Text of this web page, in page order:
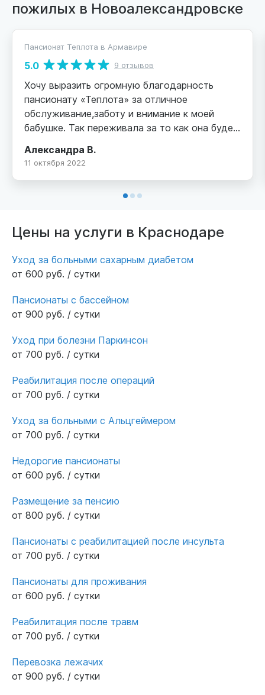
пожилых в Новоалександровске
Пансионат Теплота в Армавире
5.0 9 отзывов
Хочу выразить огромную благодарность
пансионату «Теплота» за отличное
обслуживание,заботу и внимание к моей
бабушке. Так переживала за то как она будет
будет уход. К моему счастью,отношение к
пенсионерам в пансионате на высшем уровне.
мероприятия,прогулки,что немало важно в
персонал,тщательно следят за постояльцами.
Так же отдельное спасибо директору Антону
Викторовичу и Светлане,которые всегда на
связи и если что -то понадобится или
нашла такую организацию. Которая
обеспечивает должный уход за моей
видео отчеты❤️❤️❤️
Александра В.
11 октября 2022
Цены на услуги в Краснодаре
Уход за больными сахарным диабетом
от 600 руб. / сутки
Пансионаты с бассейном
от 900 руб. / сутки
Уход при болезни Паркинсон
от 700 руб. / сутки
Реабилитация после операций
от 700 руб. / сутки
Уход за больными с Альцгеймером
от 700 руб. / сутки
Недорогие пансионаты
от 600 руб. / сутки
Размещение за пенсию
от 800 руб. / сутки
Пансионаты с реабилитацией после инсульта
от 700 руб. / сутки
Пансионаты для проживания
от 600 руб. / сутки
Реабилитация после травм
от 700 руб. / сутки
Перевозка лежачих
от 900 руб. / сутки